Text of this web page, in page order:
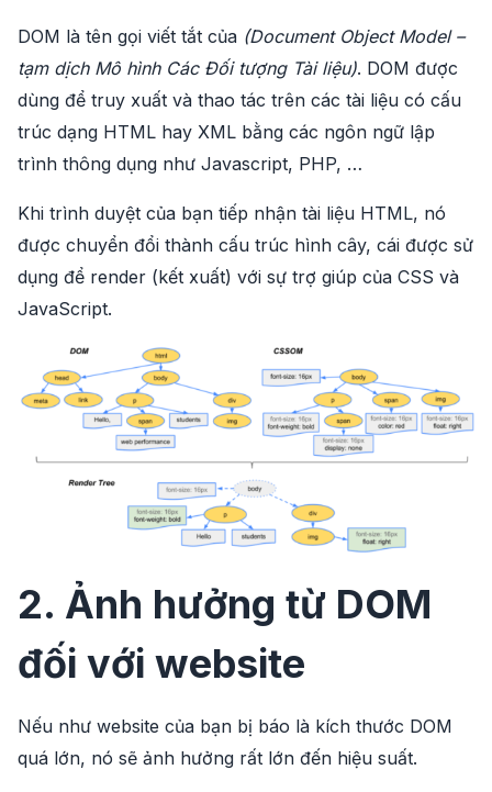
DOM là tên gọi viết tắt của (Document Object Model –
tạm dịch Mô hình Các Đối tượng Tài liệu). DOM được
dùng để truy xuất và thao tác trên các tài liệu có cấu
trúc dạng HTML hay XML bằng các ngôn ngữ lập
trình thông dụng như Javascript, PHP, …
Khi trình duyệt của bạn tiếp nhận tài liệu HTML, nó
được chuyển đổi thành cấu trúc hình cây, cái được sử
dụng để render (kết xuất) với sự trợ giúp của CSS và
JavaScript.
2. Ảnh hưởng từ DOM
đối với website
Nếu như website của bạn bị báo là kích thước DOM
quá lớn, nó sẽ ảnh hưởng rất lớn đến hiệu suất.